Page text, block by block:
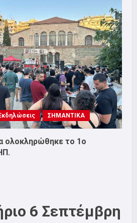
ΣΗΜΑΝΤΙΚΑ
ολοκληρώθηκε το 1ο
6 Σεπτέμβρη